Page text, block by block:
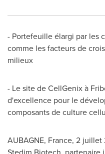
- Portefeuille élargi par les
comme les facteurs de
milieux
- Le site de CellGenix à
d'excellence pour le
composants de culture
AUBAGNE, France, 2 juillet